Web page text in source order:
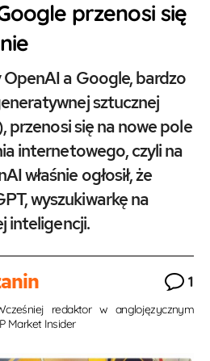
przenosi się
a Google, bardzo
sztucznej
przenosi się na nowe pole
internetowego, czyli na
właśnie ogłosił, że
wyszukiwarkę na
inteligencji.
1
redaktor w anglojęzycznym
Market Insider